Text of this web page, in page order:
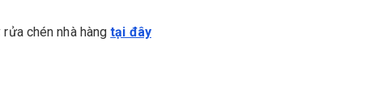
rửa chén nhà hàngtại đây